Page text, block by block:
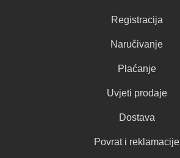
Registracija
Naručivanje
Plaćanje
Uvjeti prodaje
Dostava
Povrat i reklamacije